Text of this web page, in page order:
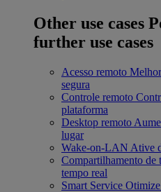
Other use cases
further use cases
Acesso remoto
segura
Controle remoto
plataforma
Desktop remoto
lugar
Wake-on-LAN Ative
Compartilhamento de
tempo real
Smart Service Otimize